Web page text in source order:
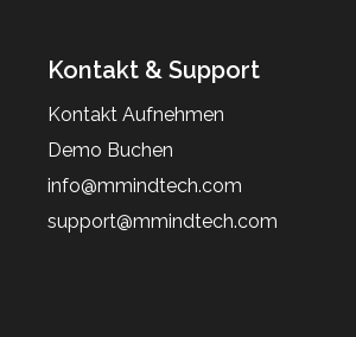
Kontakt & Support
Kontakt Aufnehmen
Demo Buchen
info@mmindtech.com
support@mmindtech.com